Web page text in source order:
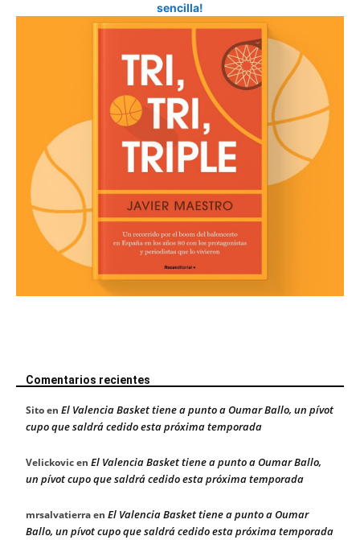
sencilla!
Comentarios recientes
Sitoen El Valencia Basket tiene a punto a Oumar Ballo, un pívot
cupo que saldrá cedido esta próxima temporada
Velickovicen El Valencia Basket tiene a punto a Oumar Ballo,
un pívot cupo que saldrá cedido esta próxima temporada
mrsalvatierraen El Valencia Basket tiene a punto a Oumar
Ballo, un pívot cupo que saldrá cedido esta próxima temporada